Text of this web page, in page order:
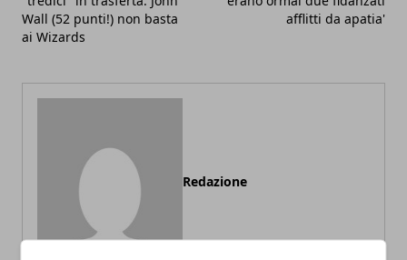
Wall (52 punti!) non basta
ai Wizards
afflitti da apatia'
Redazione